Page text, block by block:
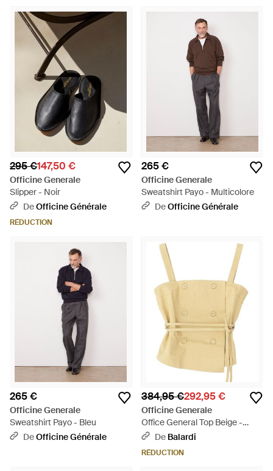
295 €147,50 €
Officine Generale
Slipper - Noir
DeOfficine Générale
RÉDUCTION
265 €
Officine Generale
Sweatshirt Payo - Multicolore
DeOfficine Générale
265 €
Officine Generale
Sweatshirt Payo - Bleu
DeOfficine Générale
384,95 €292,95 €
Officine Generale
Office General Top Beige -
Jaune
De Balardi
RÉDUCTION